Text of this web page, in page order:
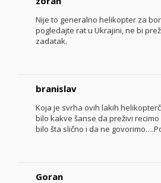
Nije to generalno helikopter za
pogledajte rat u Ukrajini, ne bi
zadatak.
branislav
Koja je svrha ovih lakih
bilo kakve šanse da preživi recimo
bilo šta slično i da ne
Goran